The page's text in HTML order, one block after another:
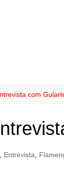
com
Entrevista